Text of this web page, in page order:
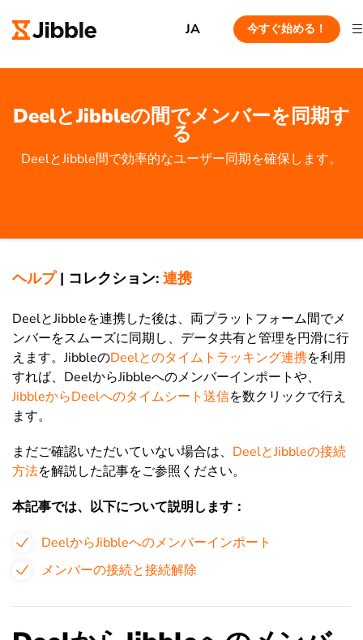
JA 今すぐ始める！
DeelとJibbleの間でメンバーを同期す
る
DeelとJibble間で効率的なユーザー同期を確保します。
ヘルプ| コレクション: 連携
DeelとJibbleを連携した後は、両プラットフォーム間でメ
ンバーをスムーズに同期し、データ共有と管理を円滑に行
えます。JibbleのDeelとのタイムトラッキング連携を利用
すれば、DeelからJibbleへのメンバーインポートや、
JibbleからDeelへのタイムシート送信を数クリックで行え
ます。
まだご確認いただいていない場合は、 DeelとJibbleの接続
方法を解説した記事をご参照ください。
本記事では、以下について説明します：
DeelからJibbleへのメンバーインポート
メンバーの接続と接続解除